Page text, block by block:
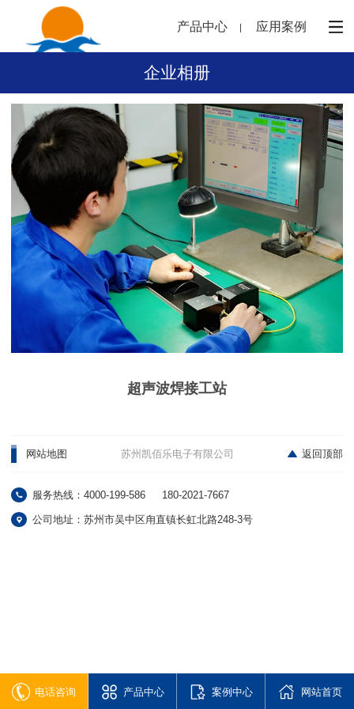
产品中心 应用案例
企业相册
超声波焊接工站
网站地图 苏州凯佰乐电子有限公司 返回顶部
服务热线：4000-199-586 180-2021-7667
公司地址：苏州市吴中区甪直镇长虹北路248-3号
电话咨询 产品中心 案例中心 网站首页